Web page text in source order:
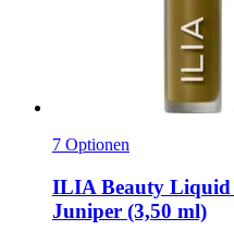
7 Optionen
ILIA Beauty Liquid
Juniper (3,50 ml)